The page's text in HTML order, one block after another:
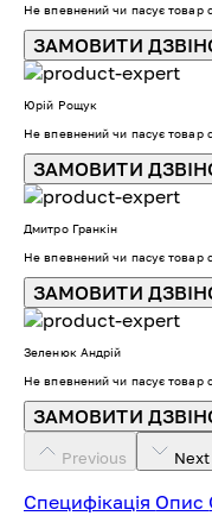
Не впевнений чи пасує товар
ЗАМОВИТИ
Юрій Рощук
Не впевнений чи пасує товар
ЗАМОВИТИ
Дмитро Гранкін
Не впевнений чи пасує товар
ЗАМОВИТИ
Зеленюк Андрій
Не впевнений чи пасує товар
ЗАМОВИТИ
Previous Next
Специфікація Опис